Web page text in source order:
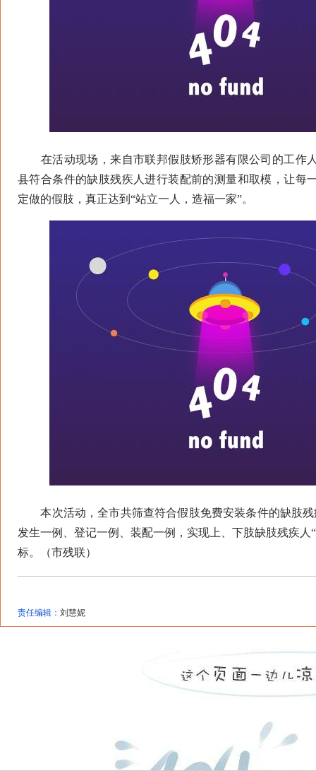
在活动现场，来自市联邦假肢矫形器有限公司的工作
县符合条件的缺肢残疾人进行装配前的测量和取模，让每
定做的假肢，真正达到“站立一人，造福一家”。
本次活动，全市共筛查符合假肢免费安装条件的缺肢残
发生一例、登记一例、装配一例，实现上、下肢缺肢残疾人
标。（市残联）
责任编辑： 刘慧妮